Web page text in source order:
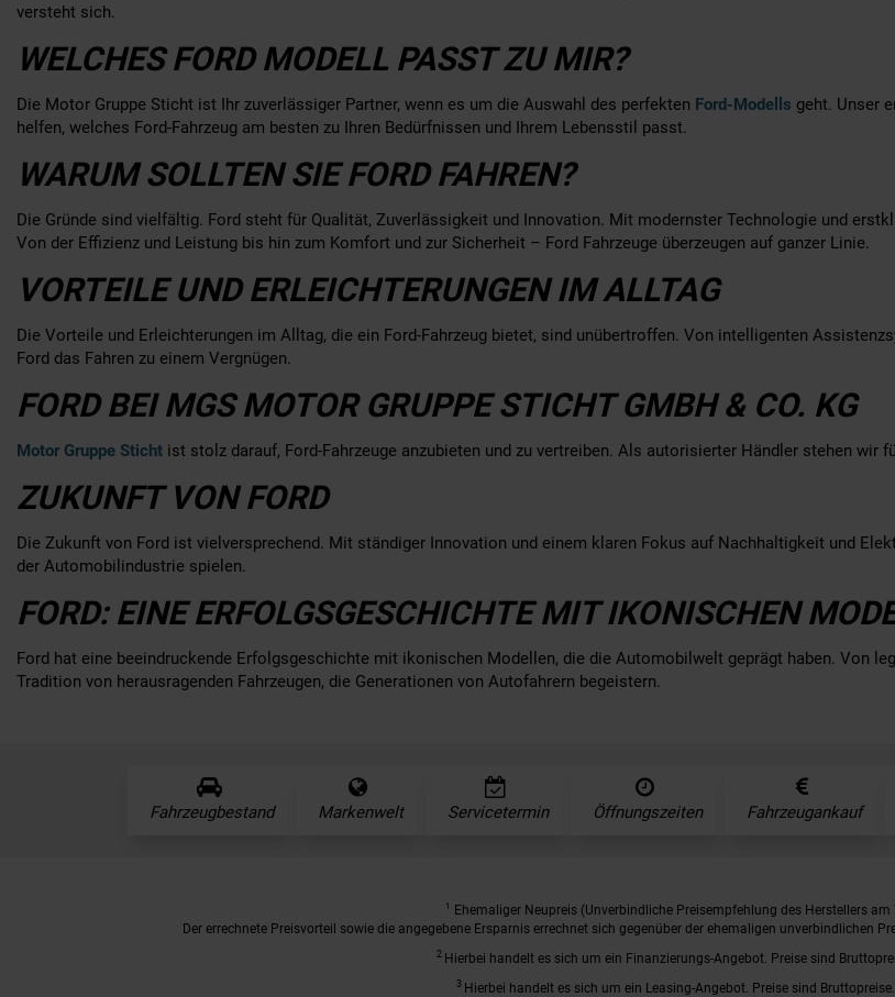
versteht sich.
WELCHES FORD MODELL PASST ZU MIR?
Die Motor Gruppe Sticht ist Ihr zuverlässiger Partner, wenn es um die Auswahl des perfekten Ford-Modells geht. Unser
helfen, welches Ford-Fahrzeug am besten zu Ihren Bedürfnissen und Ihrem Lebensstil passt.
WARUM SOLLTEN SIE FORD FAHREN?
Die Gründe sind vielfältig. Ford steht für Qualität, Zuverlässigkeit und Innovation. Mit modernster Technologie und
Von der Effizienz und Leistung bis hin zum Komfort und zur Sicherheit – Ford Fahrzeuge überzeugen auf ganzer Linie.
VORTEILE UND ERLEICHTERUNGEN IM ALLTAG
Die Vorteile und Erleichterungen im Alltag, die ein Ford-Fahrzeug bietet, sind unübertroffen. Von intelligenten
Ford das Fahren zu einem Vergnügen.
FORD BEI MGS MOTOR GRUPPE STICHT GMBH & CO. KG
Motor Gruppe Sticht ist stolz darauf, Ford-Fahrzeuge anzubieten und zu vertreiben. Als autorisierter Händler stehen wir
ZUKUNFT VON FORD
Die Zukunft von Ford ist vielversprechend. Mit ständiger Innovation und einem klaren Fokus auf Nachhaltigkeit und
der Automobilindustrie spielen.
FORD: EINE ERFOLGSGESCHICHTE MIT IKONISCHEN
Ford hat eine beeindruckende Erfolgsgeschichte mit ikonischen Modellen, die die Automobilwelt geprägt haben. Von
Tradition von herausragenden Fahrzeugen, die Generationen von Autofahrern begeistern.
Fahrzeugbestand Markenwelt Servicetermin Öffnungszeiten Fahrzeugankauf
1
Ehemaliger Neupreis (Unverbindliche Preisempfehlung des Herstellers am
Der errechnete Preisvorteil sowie die angegebene Ersparnis errechnet sich gegenüber der ehemaligen unverbindlichen
2 Hierbei handelt es sich um ein Finanzierungs-Angebot. Preise sind
3 Hierbei handelt es sich um ein Leasing-Angebot. Preise sind